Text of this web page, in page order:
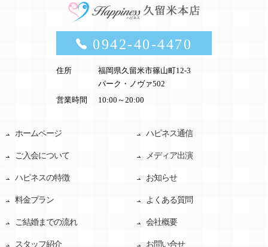
0942-40-4470
住所
福岡県久留米市篠山町12-3
パーク・ノヴァ502
営業時間
10:00～20:00
ホームページ
ご入会について
ハピネスの特徴
料金プラン
ご結婚までの流れ
スタッフ紹介
ハピネス通信
メディア出演
お知らせ
よくある質問
会社概要
お問い合せ